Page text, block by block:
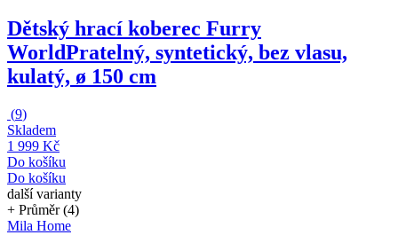
Dětský hrací koberec Furry
WorldPratelný, syntetický, bez vlasu,
kulatý, ø 150 cm
(9)
Skladem
1 999 Kč
Do košíku
Do košíku
další varianty
+ Průměr (4)
Mila Home